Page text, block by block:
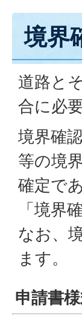
境界
道路と
合に必
境界確
等の境
確定で
「境界
なお、
ます。
申請書